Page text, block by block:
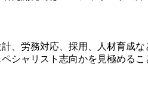
、労務対応、採用、人材育成
シャリスト志向かを見極めるこ